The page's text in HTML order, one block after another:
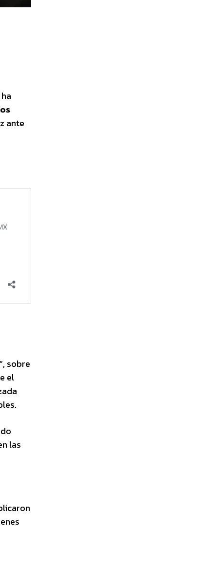
ante
”, sobre
el
las